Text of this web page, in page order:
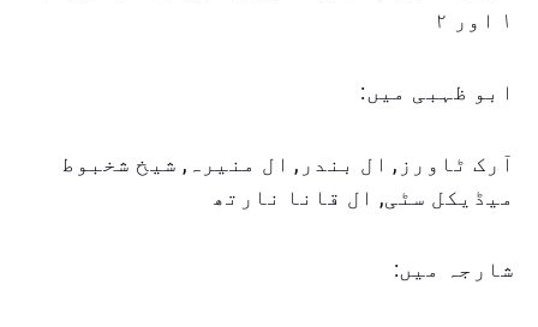
۱ اور ۲
ابو ظہبی میں:
آرک ٹاورز, ال بندر, ال منیرہ, شیخ شخبوط
میڈیکل سٹی, ال قانا نارتھ
شارجہ میں: